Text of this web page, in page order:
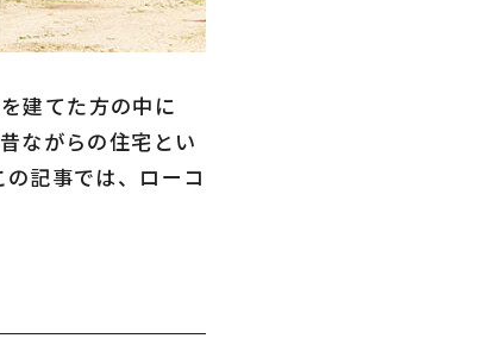
建てた方の中に
ながらの住宅とい
記事では、ローコ